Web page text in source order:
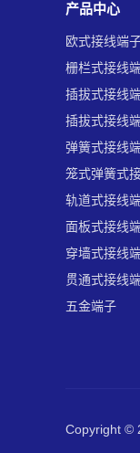
产品中心
欧式接线端
栅栏式接线
插拔式接线
插拔式接线
弹簧式接线
笼式弹簧式
轨道式接线
面板式接线
穿墙式接线
贯通式接线
五金端子
Copyright ©